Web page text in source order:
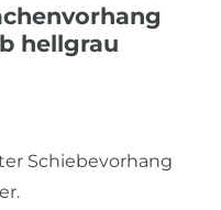
hellgrau
Schiebevorhang